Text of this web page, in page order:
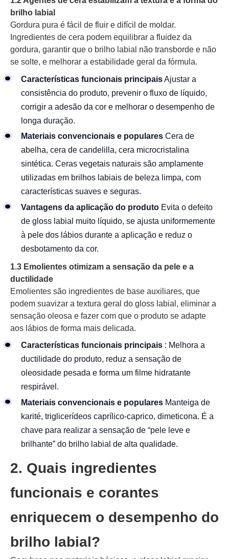
brilho labial
Gordura pura é fácil de fluir e difícil de moldar.
Ingredientes de cera podem equilibrar a fluidez da
gordura, garantir que o brilho labial não transborde e não
se solte, e melhorar a estabilidade geral da fórmula.
Características funcionais principaisAjustar a
consistência do produto, prevenir o fluxo de líquido,
corrigir a adesão da cor e melhorar o desempenho de
longa duração.
Materiais convencionais e populares Cera de
abelha, cera de candelilla, cera microcristalina
sintética. Ceras vegetais naturais são amplamente
utilizadas em brilhos labiais de beleza limpa, com
características suaves e seguras.
Vantagens da aplicação do produto Evita o defeito
de gloss labial muito líquido, se ajusta uniformemente
à pele dos lábios durante a aplicação e reduz o
desbotamento da cor.
1.3 Emolientes otimizam a sensação da pele e a
ductilidade
Emolientes são ingredientes de base auxiliares, que
podem suavizar a textura geral do gloss labial, eliminar a
sensação oleosa e fazer com que o produto se adapte
aos lábios de forma mais delicada.
Características funcionais principais : Melhora a
ductilidade do produto, reduz a sensação de
oleosidade pesada e forma um filme hidratante
respirável.
Materiais convencionais e populares Manteiga de
karité, triglicerídeos caprílico-caprico, dimeticona. É a
chave para realizar a sensação de “pele leve e
brilhante” do brilho labial de alta qualidade.
2. Quais ingredientes
funcionais e corantes
enriquecem o desempenho do
brilho labial?